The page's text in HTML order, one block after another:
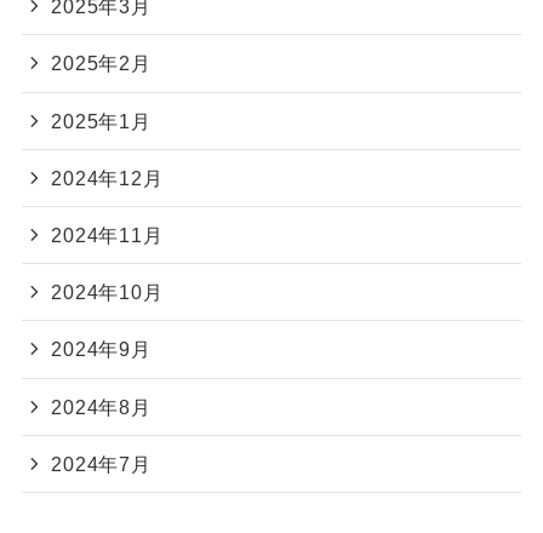
2025年3月
2025年2月
2025年1月
2024年12月
2024年11月
2024年10月
2024年9月
2024年8月
2024年7月